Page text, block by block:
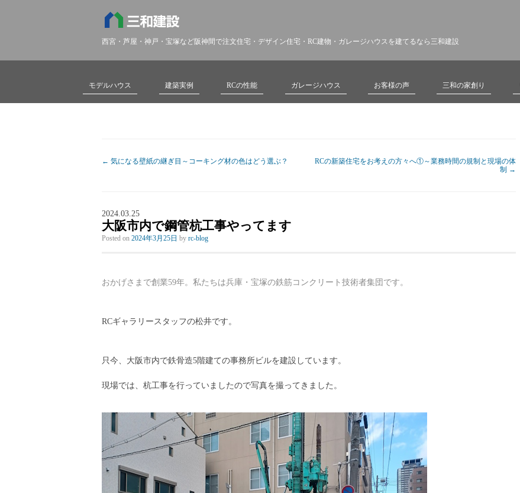
西宮・芦屋・神戸・宝塚など阪神間で注文住宅・デザイン住宅・RC建物・ガレージハウスを建てるなら三和建設
モデルハウス 建築実例 RCの性能 ガレージハウス お客様の声 三和の家創り
← 気になる壁紙の継ぎ目～コーキング材の色はどう選ぶ？
RCの新築住宅をお考えの方々へ①～業務時間の規制と現場の体
制 →
2024.03.25
大阪市内で鋼管杭工事やってます
Posted on 2024年3月25日 by rc-blog
おかげさまで創業59年。私たちは兵庫・宝塚の鉄筋コンクリート技術者集団です。
RCギャラリースタッフの松井です。
只今、大阪市内で鉄骨造5階建ての事務所ビルを建設しています。
現場では、杭工事を行っていましたので写真を撮ってきました。